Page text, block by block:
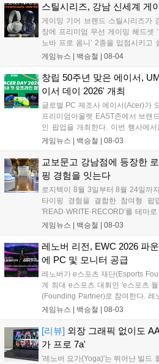
피팅 서포터를 적용해 장시간 착용
공한다....
스틸시리즈, 강남 신세계 게
게이밍 기어 브랜드 스틸시리즈가
장에 프리미엄 무선 게이밍 헤드셋
노바 프로 옴니’ 2종을 입점시키고
점으로 판교 현대백화점에 이어 강
매할 수 있게 됐다. 스틸시리즈는
당 매장에서 10% 할인 혜택 및 헤
다...
게임뉴스 | 백승철 08-04
창립 50주년 맞은 에이서,
이서 데이 2026' 개최
글로벌 PC 제조사 에이서(Acer)가
프리미엄아울렛 EAST존에서 브랜
인 팝업을 개최한다. 이번 행사에
11 기반 UMPC 프레데터 아틀라스
업 전시와 함께 방문객을 위한 다양
게임뉴스 | 백승철 08-03
교보문고 강남점에 등장한
핑 경험을 잇는다
로지텍이 8월 3일부터 8월 24일까
타이핑 경험을 결합한 참여형 팝
'READ·WRITE·RECORD'를 테마
와 디지털 타이핑을 거쳐 문장을 엽
구매 고객 전용 혜택도 함께 준비됐
게임뉴스 | 백승철 08-03
레노버 리전, EWC 2026 파
에 PC 및 모니터 공급
레노버가 e스포츠 재단(Esports
계 최대 e스포츠 대회인 'e스포츠
(Founding Partner)로 참여한다. 레
서 열리는 이번 대회 기간 동안 경기
를 공급한다. 이를 통해 전 세계
선수들이 안정적인 하드웨어 환경
원을 제공한다....
게임뉴스 | 백승철 08-03
[리뷰] 외장 그래픽 없이도
가 프로 7a'
'레노버 요가(Yoga)'는 뛰어난 빌드